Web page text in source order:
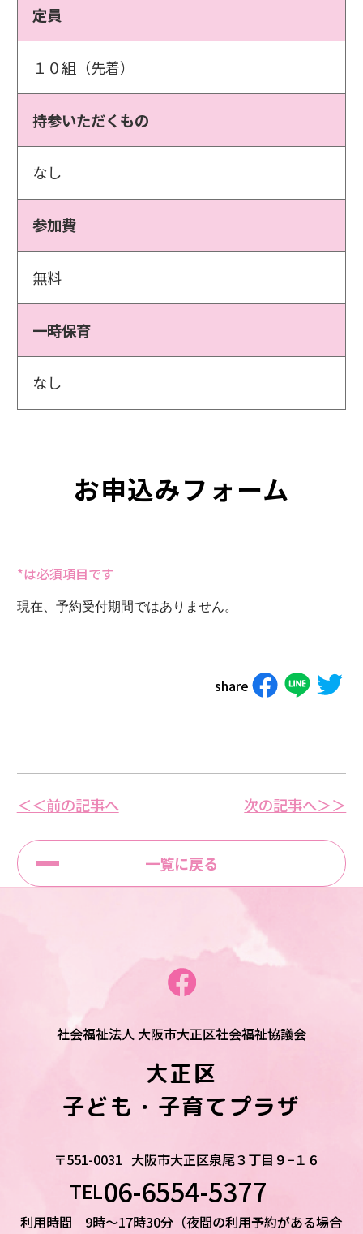
定員
１０組（先着）
持参いただくもの
なし
参加費
無料
一時保育
なし
お申込みフォーム
*は必須項目です
現在、予約受付期間ではありません。
share
＜＜前の記事へ
一覧に戻る
次の記事へ＞＞
社会福祉法人 大阪市大正区社会福祉協議会
大正区
子ども・子育てプラザ
〒551-0031 大阪市大正区泉尾３丁目９−１６
TEL06-6554-5377
利用時間 9時～17時30分（夜間の利用予約がある場合